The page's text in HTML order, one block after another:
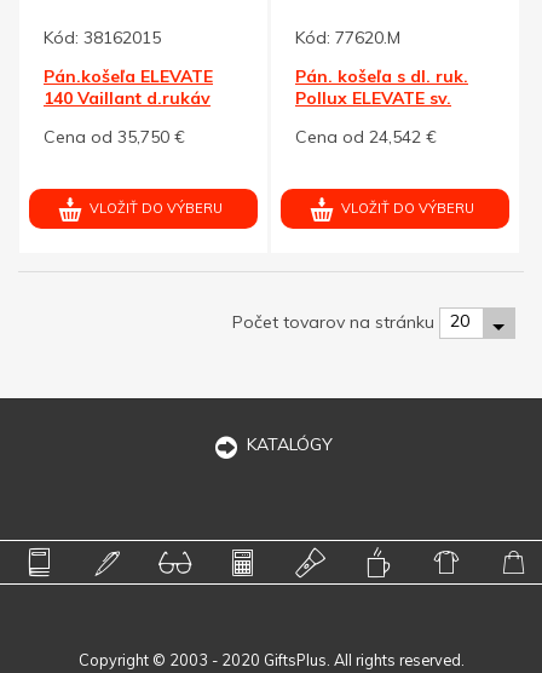
Kód: 38162015
Pán.košeľa ELEVATE
140 Vaillant d.rukáv
Cena od 35,750 €
VLOŽIŤ DO VÝBERU
Kód: 77620.M
Pán. košeľa s dl. ruk.
Pollux ELEVATE sv.
Cena od 24,542 €
VLOŽIŤ DO VÝBERU
Počet tovarov na stránku 20
KATALÓGY
Copyright © 2003 - 2020 GiftsPlus. All rights reserved.